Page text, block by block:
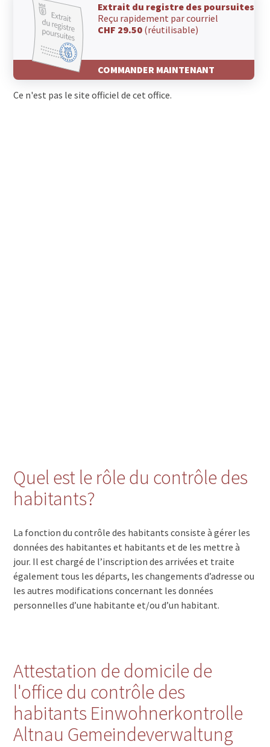
Extrait du registre des poursuites
Reçu rapidement par courriel
CHF 29.50 (réutilisable)
COMMANDER MAINTENANT
Ce n'est pas le site officiel de cet office.
Quel est le rôle du contrôle des
habitants?
La fonction du contrôle des habitants consiste à gérer les
données des habitantes et habitants et de les mettre à
jour. Il est chargé de l’inscription des arrivées et traite
également tous les départs, les changements d’adresse ou
les autres modifications concernant les données
personnelles d’une habitante et/ou d’un habitant.
Attestation de domicile de
l'office du contrôle des
habitants Einwohnerkontrolle
Altnau Gemeindeverwaltung